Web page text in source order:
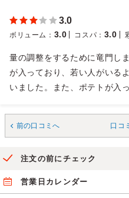
3.0
ボリューム ： 3.0 コスパ ： 3.0
量の調整をするために竜門し
が入っており、若い人がいる
いました。また、ポテトが入
前の口コミへ 口コ
注文の前にチェック
営業日カレンダー